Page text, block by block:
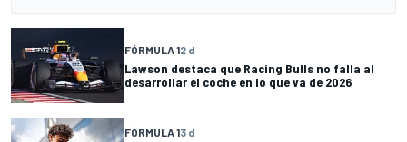
FÓRMULA 12 d
Lawson destaca que Racing Bulls no falla al
desarrollar el coche en lo que va de 2026
FÓRMULA 13 d